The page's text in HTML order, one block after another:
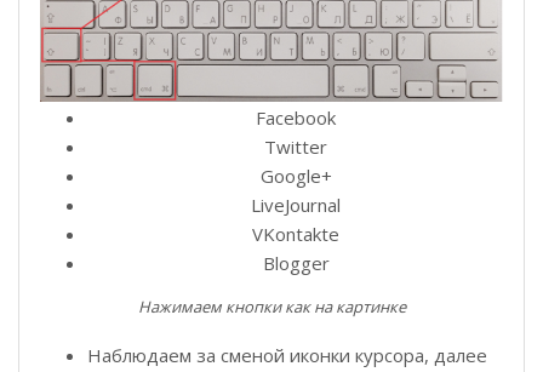
Facebook
Twitter
Google+
LiveJournal
VKontakte
Blogger
Нажимаем кнопки как на картинке
Наблюдаем за сменой иконки курсора, далее